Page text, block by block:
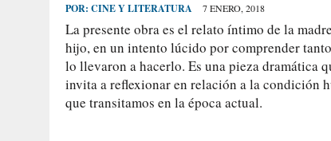
POR: CINE Y LITERATURA 7 ENERO, 2018
La presente obra es el relato íntimo de la
hijo, en un intento lúcido por comprender
lo llevaron a hacerlo. Es una pieza dramática
invita a reflexionar en relación a la condición
que transitamos en la época actual.